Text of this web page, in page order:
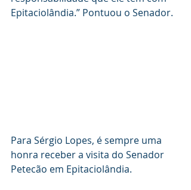
Epitaciolândia.” Pontuou o Senador.
Para Sérgio Lopes, é sempre uma
honra receber a visita do Senador
Petecão em Epitaciolândia.